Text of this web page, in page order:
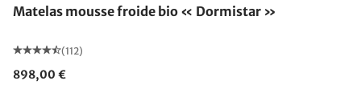
Matelas mousse froide bio « Dormistar »
(112)
898,00 €